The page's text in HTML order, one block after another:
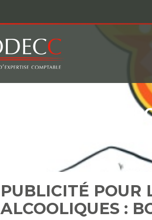
PUBLICITÉ
PUBLICITÉ POUR
ALCOOLIQUES :